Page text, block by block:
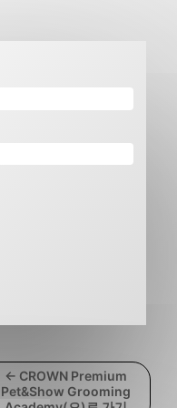
← CROWN Premium
Pet&Show Grooming